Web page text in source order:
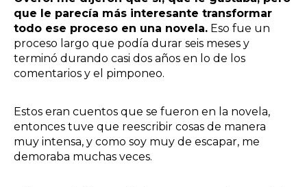
que le parecía más interesante transformar
todo ese proceso en una novela. Eso fue un
proceso largo que podía durar seis meses y
terminó durando casi dos años en lo de los
comentarios y el pimponeo.
Estos eran cuentos que se fueron en la novela,
entonces tuve que reescribir cosas de manera
muy intensa, y como soy muy de escapar, me
demoraba muchas veces.